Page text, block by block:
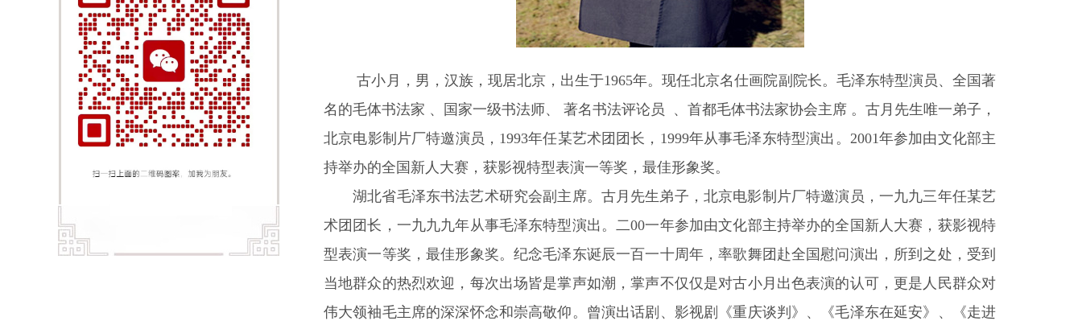
古小月，男，汉族，现居北京，出生于1965年。现任北京名仕画院副院长。 毛泽东特型演员、全国著
名的毛体书法家 、国家一级书法师、 著名书法评论员 、首都毛体书法家协会主席 。古月先生唯一弟子，
北京电影制片厂特邀演员，1993年任某艺术团团长，1999年从事毛泽东特型演出。2001年参加由文化部主
持举办的全国新人大赛，获影视特型表演一等奖，最佳形象奖。
湖北省毛泽东书法艺术研究会副主席。古月先生弟子，北京电影制片厂特邀演员，一九九三年任某艺
术团团长，一九九九年从事毛泽东特型演出。二00一年参加由文化部主持举办的全国新人大赛，获影视特
型表演一等奖，最佳形象奖。纪念毛泽东诞辰一百一十周年，率歌舞团赴全国慰问演出，所到之处，受到
当地群众的热烈欢迎，每次出场皆是掌声如潮，掌声不仅仅是对古小月出色表演的认可，更是人民群众对
伟大领袖毛主席的深深怀念和崇高敬仰。曾演出话剧、影视剧《重庆谈判》、《毛泽东在延安》、《走进